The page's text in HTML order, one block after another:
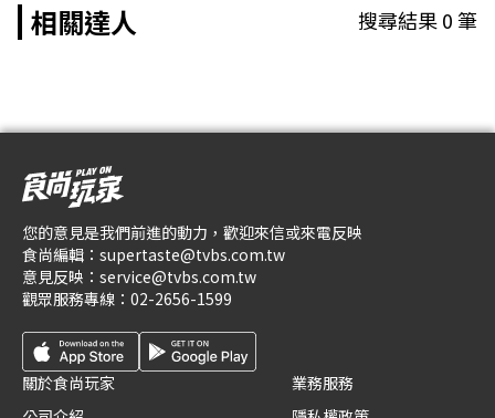
相關達人 搜尋結果0筆
您的意見是我們前進的動力，歡迎來信或來電反映
食尚編輯： supertaste@tvbs.com.tw
意見反映： service@tvbs.com.tw
觀眾服務專線： 02-2656-1599
關於食尚玩家
業務服務